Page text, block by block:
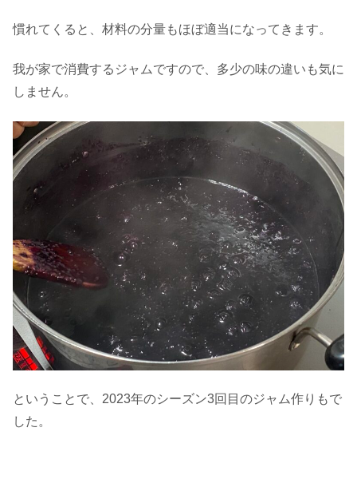
慣れてくると、材料の分量もほぼ適当になってきます。
我が家で消費するジャムですので、多少の味の違いも気に
しません。
ということで、2023年のシーズン3回目のジャム作りもで
した。